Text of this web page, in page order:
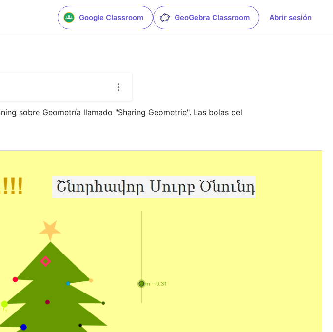
Google Classroom GeoGebra Classroom Abrir sesión
sobre Geometría llamado "Sharing Geometrie". Las bolas del